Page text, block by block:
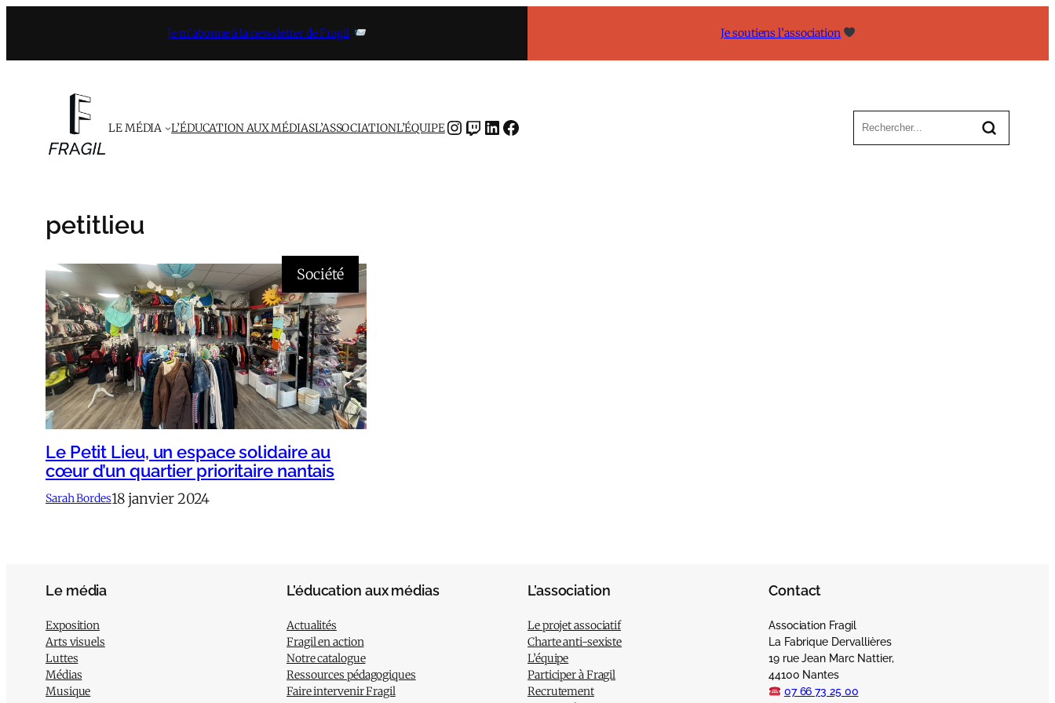
contenu
Je m’abonne à la newsletter de Fragil Je soutiens l’association
LE MÉDIA L’ÉDUCATION AUX MÉDIASL’ASSOCIATIONL’ÉQUIPEINSTAGRAMTWITCH LINKEDIN FACEBOOK
petitlieu
Société
Le Petit Lieu, un espace solidaire au
cœur d’un quartier prioritaire nantais
Sarah Bordes18 janvier 2024
Le média
Exposition
Arts visuels
Luttes
Médias
Musique
L’éducation aux médias
Actualités
Fragil en action
Notre catalogue
Ressources pédagogiques
Faire intervenir Fragil
L’association
Le projet associatif
Charte anti-sexiste
L’équipe
Participer à Fragil
Recrutement
Contact
Association Fragil
La Fabrique Dervallières
19 rue Jean Marc Nattier,
44100 Nantes
07 66 73 25 00